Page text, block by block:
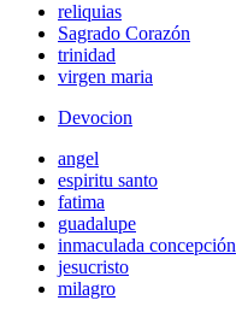
reliquias
Sagrado Corazón
trinidad
virgen maria
Devocion
angel
espiritu santo
fatima
guadalupe
inmaculada concepción
jesucristo
milagro